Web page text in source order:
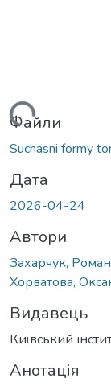
Файли
Suchasni formy
Дата
2026-04-24
Автори
Захарчук, Роман
Хорватова,
Видавець
Київський
Анотація